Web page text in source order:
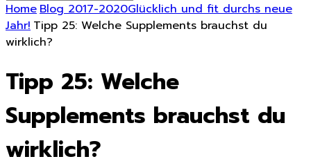
HomeBlog 2017-2020Glücklich und fit durchs neue
Jahr! Tipp 25: Welche Supplements brauchst du
wirklich?
Tipp 25: Welche
Supplements brauchst du
wirklich?